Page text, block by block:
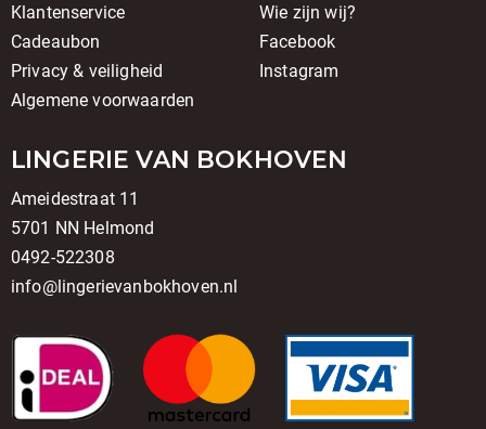
Klantenservice
Cadeaubon
Privacy & veiligheid
Algemene voorwaarden
Wie zijn wij?
Facebook
Instagram
LINGERIE VAN BOKHOVEN
Ameidestraat 11
5701 NN Helmond
0492-522308
info@lingerievanbokhoven.nl